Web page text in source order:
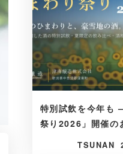
特別試飲を今年も
祭り2026」開催の
TSUNAN